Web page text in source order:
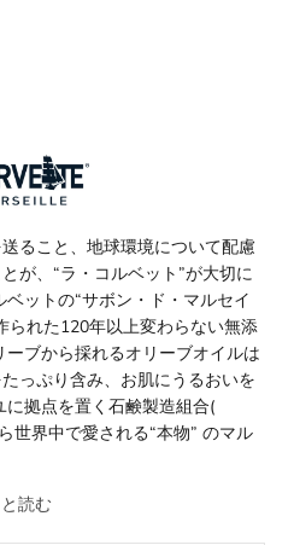
ること、地球環境について配慮
が、“ラ・コルベット”が大切に
ットの“サボン・ド・マルセイ
られた120年以上変わらない無添
ブから採れるオリーブオイルは
っぷり含み、お肌にうるおいを
拠点を置く石鹸製造組合(
世界中で愛される“本物” のマル
読む